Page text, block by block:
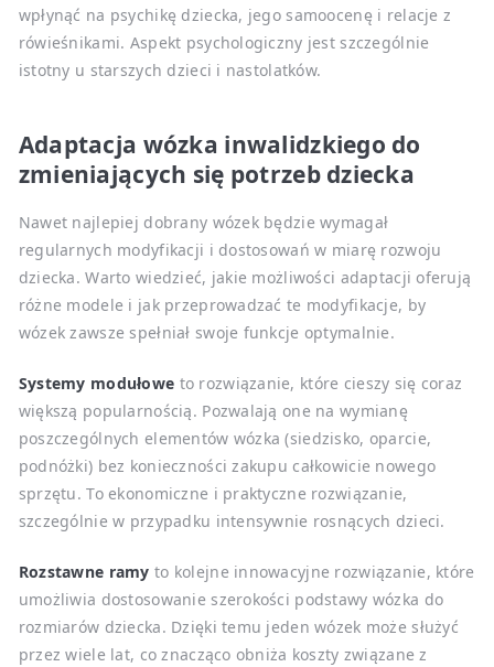
wpłynąć na psychikę dziecka, jego samoocenę i relacje z
rówieśnikami. Aspekt psychologiczny jest szczególnie
istotny u starszych dzieci i nastolatków.
Adaptacja wózka inwalidzkiego do
zmieniających się potrzeb dziecka
Nawet najlepiej dobrany wózek będzie wymagał
regularnych modyfikacji i dostosowań w miarę rozwoju
dziecka. Warto wiedzieć, jakie możliwości adaptacji oferują
różne modele i jak przeprowadzać te modyfikacje, by
wózek zawsze spełniał swoje funkcje optymalnie.
Systemy modułowe to rozwiązanie, które cieszy się coraz
większą popularnością. Pozwalają one na wymianę
poszczególnych elementów wózka (siedzisko, oparcie,
podnóżki) bez konieczności zakupu całkowicie nowego
sprzętu. To ekonomiczne i praktyczne rozwiązanie,
szczególnie w przypadku intensywnie rosnących dzieci.
Rozstawne ramy to kolejne innowacyjne rozwiązanie, które
umożliwia dostosowanie szerokości podstawy wózka do
rozmiarów dziecka. Dzięki temu jeden wózek może służyć
przez wiele lat, co znacząco obniża koszty związane z